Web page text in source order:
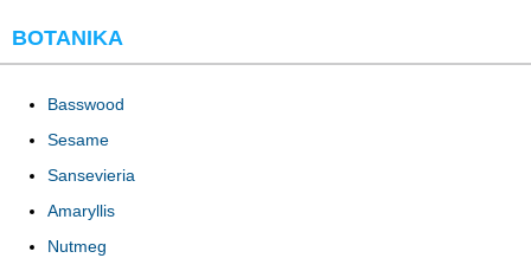
BOTANIKA
Basswood
Sesame
Sansevieria
Amaryllis
Nutmeg